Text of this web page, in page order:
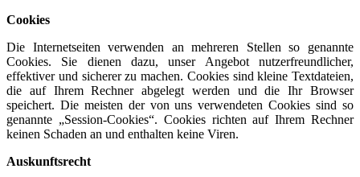
Cookies
Die Internetseiten verwenden an mehreren Stellen so genannte
Cookies. Sie dienen dazu, unser Angebot nutzerfreundlicher,
effektiver und sicherer zu machen. Cookies sind kleine Textdateien,
die auf Ihrem Rechner abgelegt werden und die Ihr Browser
speichert. Die meisten der von uns verwendeten Cookies sind so
genannte „Session-Cookies“. Cookies richten auf Ihrem Rechner
keinen Schaden an und enthalten keine Viren.
Auskunftsrecht